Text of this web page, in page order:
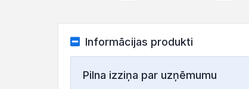
Informācijas produkti
Pilna izziņa par uzņēmumu